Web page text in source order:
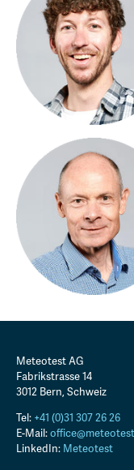
Meteotest AG
Fabrikstrasse 14
3012 Bern, Schweiz
Tel: +41 (0)31 307 26 26
E-Mail:
LinkedIn: Meteotest